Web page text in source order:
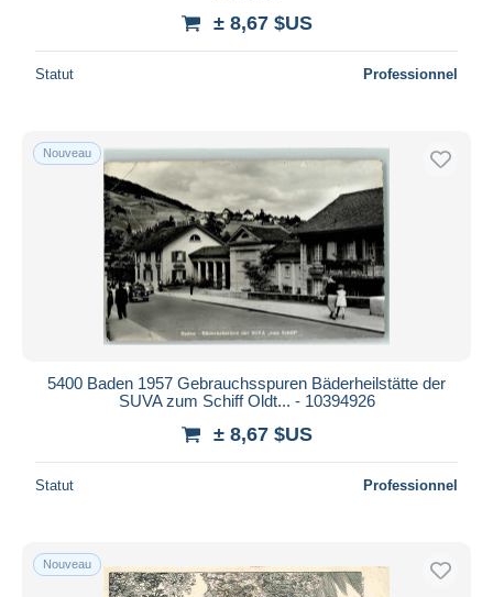
± 8,67 $US
Statut Professionnel
Nouveau
5400 Baden 1957 Gebrauchsspuren Bäderheilstätte der
SUVA zum Schiff Oldt... - 10394926
± 8,67 $US
Statut Professionnel
Nouveau